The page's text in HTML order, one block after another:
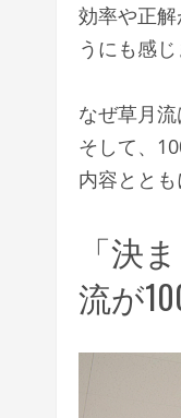
効率や正
うにも感じ
なぜ草月
そして、
内容とと
「決
流が